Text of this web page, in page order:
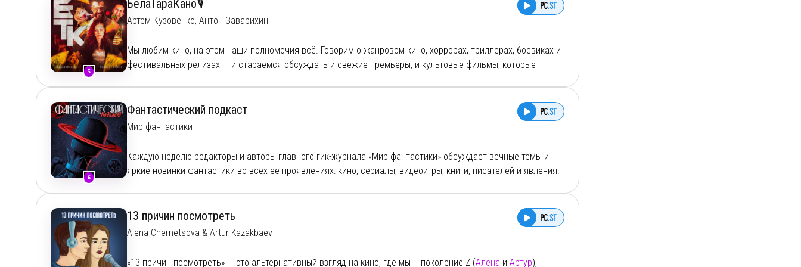
Анонимная форма обратной связи:
Наш телеграм-канал:https://t.me/popsanya
5
БелаТараКано🎙
Артём Кузовенко, Антон Заварихин
Мы любим кино, на этом наши полномочия всё. Говорим о жанровом кино, хоррорах, триллерах, боевиках и
фестивальных релизах — и стараемся обсуждать и свежие премьеры, и культовые фильмы, которые
Вот они, ваши ведущие, слева направо:
Антон
6
Фантастический подкаст
Мир фантастики
Каждую неделю редакторы и авторы главного гик-журнала «Мир фантастики» обсуждает вечные темы и
яркие новинки фантастики во всех её проявлениях: кино, сериалы, видеоигры, книги, писателей и явления.
Монтаж: Андрей Быков, Virus19xx / Обложка: Алекс Рико / Джингл: Virus 19xx / Главный редактор: Сергей
13 причин посмотреть
Alena Chernetsova & Artur Kazakbaev
«13 причин посмотреть» — это альтернативный взгляд на кино, где мы – поколение Z (Алёна и Артур),